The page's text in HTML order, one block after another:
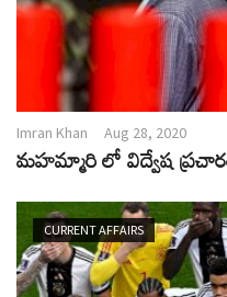
Imran Khan Aug 28, 2020
మహమ్మారి లో విద్వేష
CURRENT AFFAIRS